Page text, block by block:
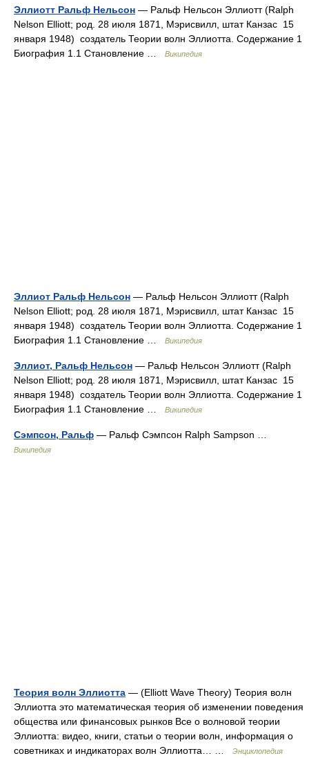
Эллиотт Ральф Нельсон — Ральф Нельсон Эллиотт (Ralph
Nelson Elliott; род. 28 июля 1871, Мэрисвилл, штат Канзас 15
января 1948) создатель Теории волн Эллиотта. Содержание 1
Биография 1.1 Становление …
Википедия
Эллиот Ральф Нельсон — Ральф Нельсон Эллиотт (Ralph
Nelson Elliott; род. 28 июля 1871, Мэрисвилл, штат Канзас 15
января 1948) создатель Теории волн Эллиотта. Содержание 1
Биография 1.1 Становление …
Википедия
Эллиот, Ральф Нельсон — Ральф Нельсон Эллиотт (Ralph
Nelson Elliott; род. 28 июля 1871, Мэрисвилл, штат Канзас 15
января 1948) создатель Теории волн Эллиотта. Содержание 1
Биография 1.1 Становление …
Википедия
Сэмпсон, Ральф — Ральф Сэмпсон Ralph Sampson …
Википедия
Теория волн Эллиотта — (Elliott Wave Theory) Теория волн
Эллиотта это математическая теория об изменении поведения
общества или финансовых рынков Все о волновой теории
Эллиотта: видео, книги, статьи о теории волн, информация о
советниках и индикаторах волн Эллиотта… …
Энциклопедия